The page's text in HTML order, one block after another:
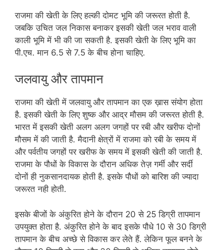
राजमा की खेती के लिए हल्की दोमट भूमि की जरूरत होती है.
जबकि उचित जल निकास बनाकर इसकी खेती जल भराव वाली
काली भूमि में भी की जा सकती है. इसकी खेती के लिए भूमि का
पी.एच. मान 6.5 से 7.5 के बीच होना चाहिए.
जलवायु और तापमान
राजमा की खेती में जलवायु और तापमान का एक ख़ास संयोग होता
है. इसकी खेती के लिए शुष्क और आद्र मौसम की जरूरत होती है.
भारत में इसकी खेती अलग अलग जगहों पर रबी और खरीफ दोनों
मौसम में की जाती है. मैदानी क्षेत्रों में राजमा को रबी के समय में
और पर्वतीय जगहों पर खरीफ के समय में इसकी खेती की जाती है.
राजमा के पौधों के विकास के दौरान अधिक तेज़ गर्मी और सर्दी
दोनों ही नुकसानदायक होती है. इसके पौधों को बारिश की ज्यादा
जरूरत नही होती.
इसके बीजों के अंकुरित होने के दौरान 20 से 25 डिग्री तापमान
उपयुक्त होता है. अंकुरित होने के बाद इसके पौधे 10 से 30 डिग्री
तापमान के बीच अच्छे से विकास कर लेते हैं. लेकिन फूल बनने के